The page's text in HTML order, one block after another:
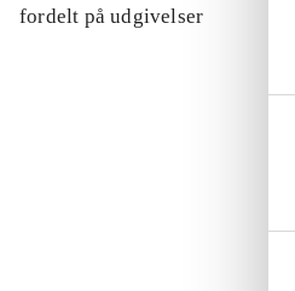
fordelt på udgivelser